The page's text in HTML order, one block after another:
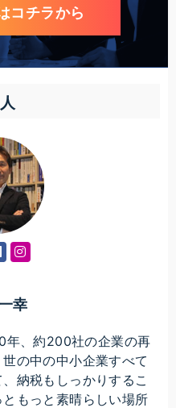
コチラから
幸
年、約200社の企業の再
の中の中小企業すべて
納税もしっかりするこ
もっと素晴らしい場所